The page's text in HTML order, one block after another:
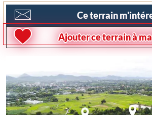
Ce terrain
Ajouter ce terrain à